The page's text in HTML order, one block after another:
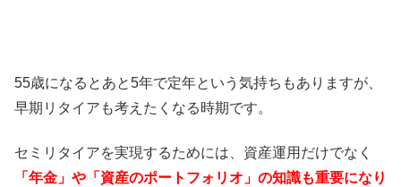
55歳になるとあと5年で定年という気持ちもありますが、
早期リタイアも考えたくなる時期です。
セミリタイアを実現するためには、資産運用だけでなく
「年金」や「資産のポートフォリオ」の知識も重要になり